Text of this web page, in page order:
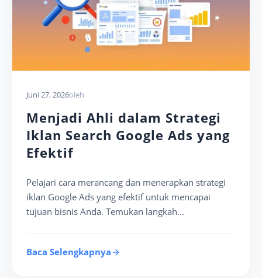
Juni 27, 2026oleh
Menjadi Ahli dalam Strategi
Iklan Search Google Ads yang
Efektif
Pelajari cara merancang dan menerapkan strategi
iklan Google Ads yang efektif untuk mencapai
tujuan bisnis Anda. Temukan langkah...
Baca Selengkapnya